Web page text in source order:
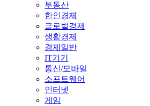
부동산
한인경제
글로벌경제
생활경제
경제일반
IT기기
통신/모바일
소프트웨어
인터넷
게임